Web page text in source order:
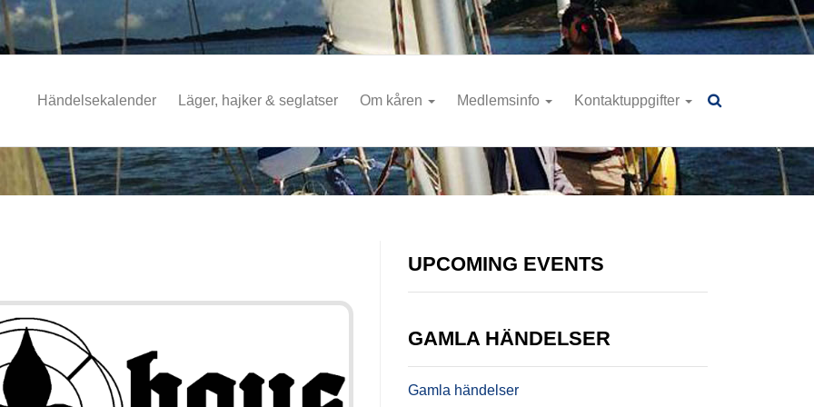
Händelsekalender Läger, hajker & seglatser Om kåren Medlemsinfo Kontaktuppgifter
UPCOMING EVENTS
GAMLA HÄNDELSER
Gamla händelser